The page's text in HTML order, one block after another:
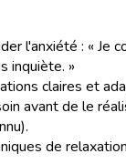
l'anxiété : « Je
inquiète. »
claires et
avant de le
de